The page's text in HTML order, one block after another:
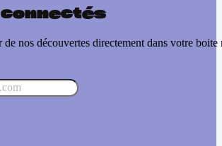
connectés
nos découvertes directement dans votre boite